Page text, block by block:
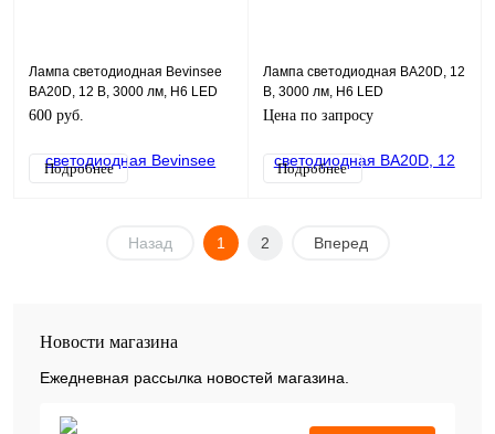
Лампа cветодиодная Bevinsee
BA20D, 12 В, 3000 лм, H6 LED
600 руб.
Подробнее
Лампа cветодиодная BA20D, 12
В, 3000 лм, H6 LED
Цена по запросу
Подробнее
Назад 1 2 Вперед
Новости магазина
Ежедневная рассылка новостей магазина.